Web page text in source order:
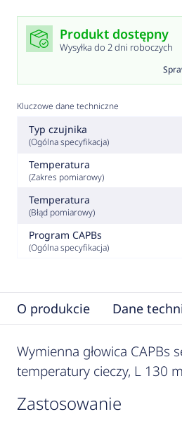
Produkt dostępny
Wysyłka do 2 dni roboczych
Kluczowe dane techniczne
Typ czujnika
(Ogólna specyfikacja)
Temperatura
(Zakres pomiarowy)
Temperatura
(Błąd pomiarowy)
Program CAPBs
(Ogólna specyfikacja)
O produkcie Dane
Wymienna głowica CAPBs
temperatury cieczy, L 130
zastosowanie